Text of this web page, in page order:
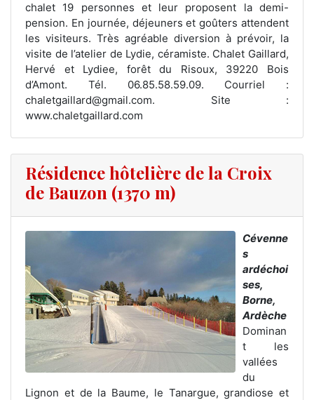
chalet 19 personnes et leur proposent la demi-
pension. En journée, déjeuners et goûters attendent
les visiteurs. Très agréable diversion à prévoir, la
visite de l’atelier de Lydie, céramiste. Chalet Gaillard,
Hervé et Lydiee, forêt du Risoux, 39220 Bois
d’Amont. Tél. 06.85.58.59.09. Courriel :
chaletgaillard@gmail.com. Site :
www.chaletgaillard.com
Résidence hôtelière de la Croix
de Bauzon (1370 m)
Cévenne
s
ardéchoi
ses,
Borne,
Ardèche
Dominan
t les
vallées
du
Lignon et de la Baume, le Tanargue, grandiose et